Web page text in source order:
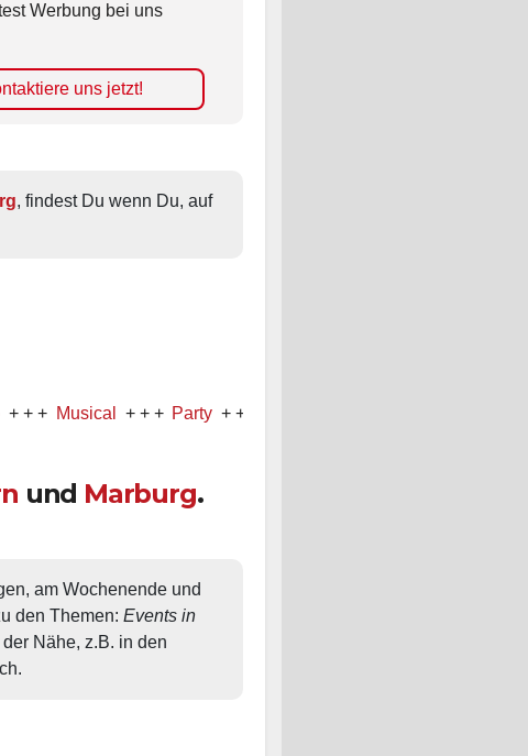
Werbung bei uns
uns jetzt!
, findest Du wenn Du, auf
+ + + Party + + + Konzert
und Marburg.
am Wochenende und
den Themen: Events in
Nähe, z.B. in den